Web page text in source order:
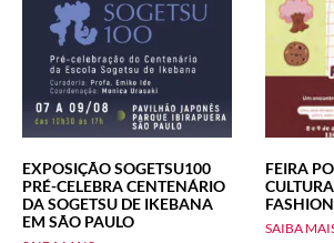
EXPOSIÇÃO SOGETSU100
PRÉ-CELEBRA CENTENÁRIO
DA SOGETSU DE IKEBANA
EM SÃO PAULO
FEIRA
FASHION
SAIBA